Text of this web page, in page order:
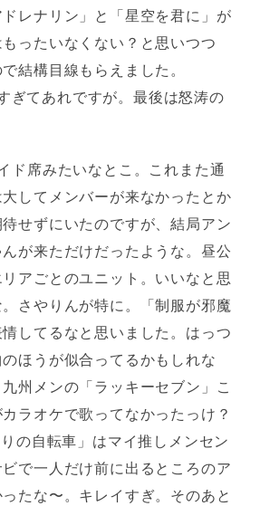
レナリン」と「星空を君に」が
ったいなくない？と思いつつ
結構目線もらえました。
ぎてあれですが。最後は怒涛の
ド席みたいなとこ。これまた通
してメンバーが来なかったとか
せずにいたのですが、結局アン
が来ただけだったような。昼公
アごとのユニット。いいなと思
さやりんが特に。「制服が邪魔
してるなと思いました。はっつ
ほうが似合ってるかもしれな
州メンの「ラッキーセブン」こ
ラオケで歌ってなかったっけ？
の自転車」はマイ推しメンセン
で一人だけ前に出るところのア
たな〜。キレイすぎ。そのあと